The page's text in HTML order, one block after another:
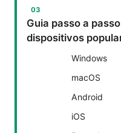
Guia passo a
dispositivos
Windows
macOS
Android
iOS